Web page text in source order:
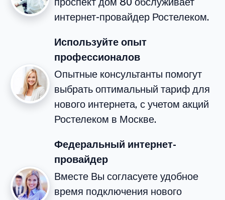
интернет-провайдер Ростелеком.
Используйте опыт
профессионалов
Опытные консультанты помогут
выбрать оптимальный тариф для
нового интернета, с учетом акций
Ростелеком в Москве.
Федеральный интернет-
провайдер
Вместе Вы согласуете удобное
время подключения нового